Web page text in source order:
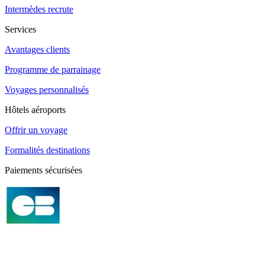
Intermèdes recrute
Services
Avantages clients
Programme de parrainage
Voyages personnalisés
Hôtels aéroports
Offrir un voyage
Formalités destinations
Paiements sécurisées